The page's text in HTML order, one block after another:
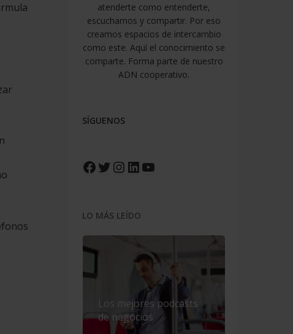
atenderte como entenderte,
escucharnos y compartir. Por eso
creamos espacios de intercambio
como este. Aquí el conocimiento se
comparte. Forma parte de nuestro
ADN cooperativo.
SÍGUENOS
Facebook
Twitter
Instagram
LinkedIn
YouTube
LO MÁS LEÍDO
Los mejores podcasts
de negocios